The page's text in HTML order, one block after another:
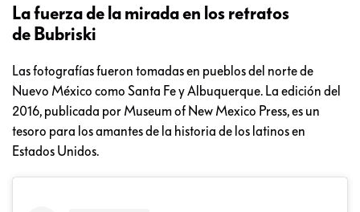
La fuerza de la mirada en los retratos
de Bubriski
Las fotografías fueron tomadas en pueblos del norte de
Nuevo México como Santa Fe y Albuquerque. La edición del
2016, publicada por Museum of New Mexico Press, es un
tesoro para los amantes de la historia de los latinos en
Estados Unidos.